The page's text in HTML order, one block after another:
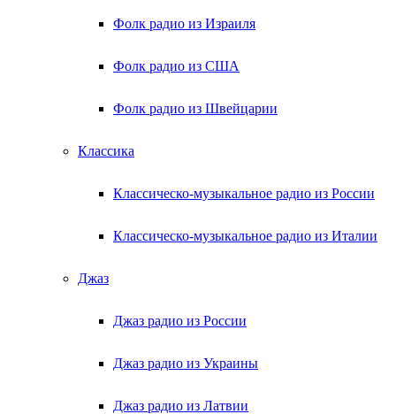
Фолк радио из Израиля
Фолк радио из США
Фолк радио из Швейцарии
Классика
Классическо-музыкальное радио из России
Классическо-музыкальное радио из Италии
Джаз
Джаз радио из России
Джаз радио из Украины
Джаз радио из Латвии